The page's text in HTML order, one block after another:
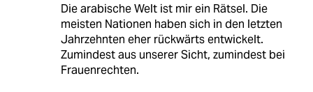
Die arabische Welt ist mir ein Rätsel. Die
meisten Nationen haben sich in den letzten
Jahrzehnten eher rückwärts entwickelt.
Zumindest aus unserer Sicht, zumindest bei
Frauenrechten.